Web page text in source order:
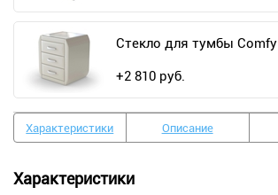
Стекло для тумбы Comfy
+2 810 руб.
Характеристики Описание
Характеристики